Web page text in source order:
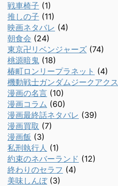
戦車椅子 (1)
推しの子 (11)
映画ネタバレ (4)
朝食会 (24)
東京卍リベンジャーズ (74)
桃源暗鬼 (18)
椿町ロンリープラネット (4)
機動戦士ガンダムジークアクス
漫画の名言 (10)
漫画コラム (60)
漫画最終話ネタバレ (39)
漫画買取 (7)
漫画飯 (3)
私刑執行人 (1)
約束のネバーランド (12)
終わりのセラフ (4)
美味しんぼ(3)